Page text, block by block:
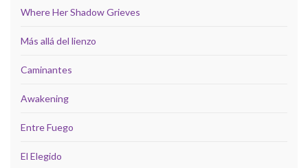
Where Her Shadow Grieves
Más allá del lienzo
Caminantes
Awakening
Entre Fuego
El Elegido